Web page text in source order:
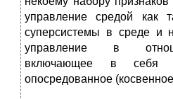
управление средой как
суперсистемы в среде и
управление в
включающее в
опосредованное